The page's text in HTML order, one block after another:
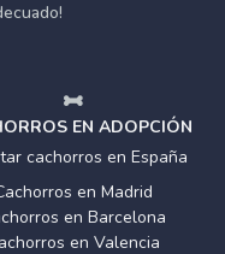
EN ADOPCIÓN
cachorros en España
en Madrid
en Barcelona
en Valencia